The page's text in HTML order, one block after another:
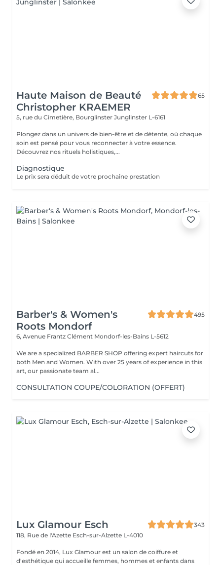
Haute Maison de Beauté
Christopher KRAEMER
65
5, rue du Cimetière, Bourglinster Junglinster L-6161
Plongez dans un univers de bien-être et de détente, où chaque
soin est pensé pour vous reconnecter à votre essence.
Découvrez nos rituels holistiques,...
Diagnostique
Le prix sera déduit de votre prochaine prestation
Barber's & Women's
Roots Mondorf
495
6, Avenue Frantz Clément Mondorf-les-Bains L-5612
We are a specialized BARBER SHOP offering expert haircuts for
both Men and Women. With over 25 years of experience in this
art, our passionate team al...
CONSULTATION COUPE/COLORATION (OFFERT)
Lux Glamour Esch
343
118, Rue de l'Azette Esch-sur-Alzette L-4010
Fondé en 2014, Lux Glamour est un salon de coiffure et
d'esthétique qui accueille femmes, hommes et enfants dans